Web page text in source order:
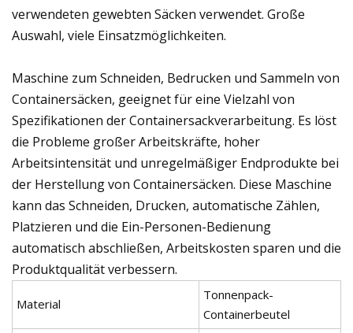
verwendeten gewebten Säcken verwendet. Große
Auswahl, viele Einsatzmöglichkeiten.
Maschine zum Schneiden, Bedrucken und Sammeln von
Containersäcken, geeignet für eine Vielzahl von
Spezifikationen der Containersackverarbeitung. Es löst
die Probleme großer Arbeitskräfte, hoher
Arbeitsintensität und unregelmäßiger Endprodukte bei
der Herstellung von Containersäcken. Diese Maschine
kann das Schneiden, Drucken, automatische Zählen,
Platzieren und die Ein-Personen-Bedienung
automatisch abschließen, Arbeitskosten sparen und die
Produktqualität verbessern.
Material
Tonnenpack-
Containerbeutel